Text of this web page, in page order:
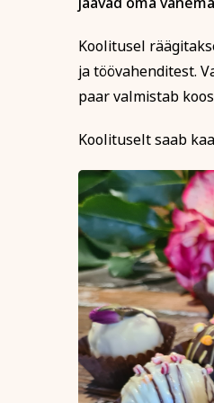
Tervis ja
Koolitusel
ja töövahenditest.
paar valmistab
Koolituselt saab